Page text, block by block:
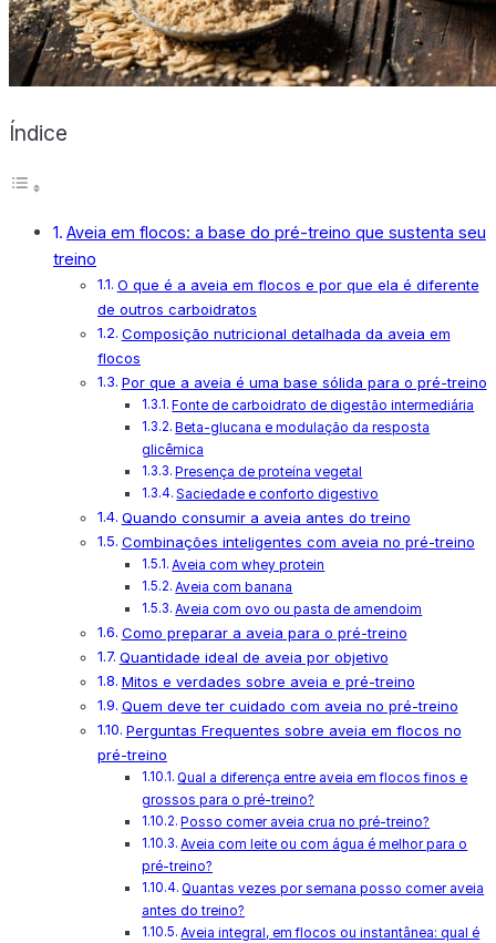
X
Índice
Aveia em flocos: a base do pré-treino que sustenta seu
treino
O que é a aveia em flocos e por que ela é diferente
de outros carboidratos
Composição nutricional detalhada da aveia em
flocos
Por que a aveia é uma base sólida para o pré-treino
Fonte de carboidrato de digestão intermediária
Beta-glucana e modulação da resposta
glicêmica
Presença de proteína vegetal
Saciedade e conforto digestivo
Quando consumir a aveia antes do treino
Combinações inteligentes com aveia no pré-treino
Aveia com whey protein
Aveia com banana
Aveia com ovo ou pasta de amendoim
Como preparar a aveia para o pré-treino
Quantidade ideal de aveia por objetivo
Mitos e verdades sobre aveia e pré-treino
Quem deve ter cuidado com aveia no pré-treino
Perguntas Frequentes sobre aveia em flocos no
pré-treino
Qual a diferença entre aveia em flocos finos e
grossos para o pré-treino?
Posso comer aveia crua no pré-treino?
Aveia com leite ou com água é melhor para o
pré-treino?
Quantas vezes por semana posso comer aveia
antes do treino?
Aveia integral, em flocos ou instantânea: qual é